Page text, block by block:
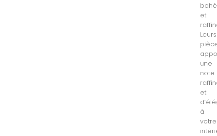
et
Leurs
une
note
et
à
votre